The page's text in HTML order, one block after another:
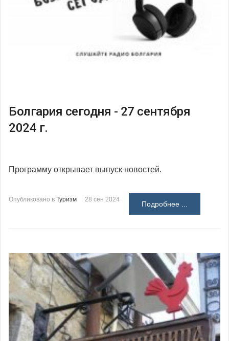
Болгария сегодня - 27 сентября
2024 г.
Программу открывает выпуск новостей.
Опубликовано в Туризм 28 сен 2024
Подробнее ...